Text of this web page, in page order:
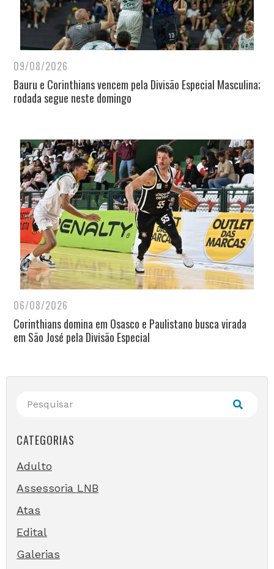
09/08/2026
Bauru e Corinthians vencem pela Divisão Especial Masculina;
rodada segue neste domingo
06/08/2026
Corinthians domina em Osasco e Paulistano busca virada
em São José pela Divisão Especial
CATEGORIAS
Adulto
Assessoria LNB
Atas
Edital
Galerias